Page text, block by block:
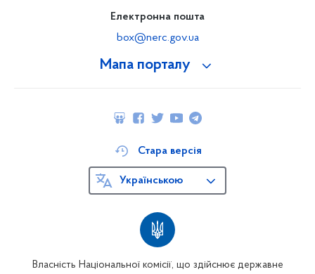
Мапа порталу
Електронна пошта
box@nerc.gov.ua
Власність Національної комісії, що здійснює державне
Стара версія
Українською